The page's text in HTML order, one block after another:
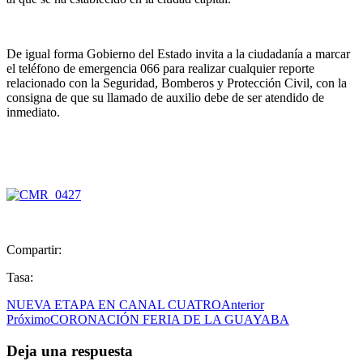
De igual forma Gobierno del Estado invita a la ciudadanía a marcar
el teléfono de emergencia 066 para realizar cualquier reporte
relacionado con la Seguridad, Bomberos y Protección Civil, con la
consigna de que su llamado de auxilio debe de ser atendido de
inmediato.
Compartir:
Tasa:
NUEVA ETAPA EN CANAL CUATROAnterior
PróximoCORONACIÓN FERIA DE LA GUAYABA
Deja una respuesta